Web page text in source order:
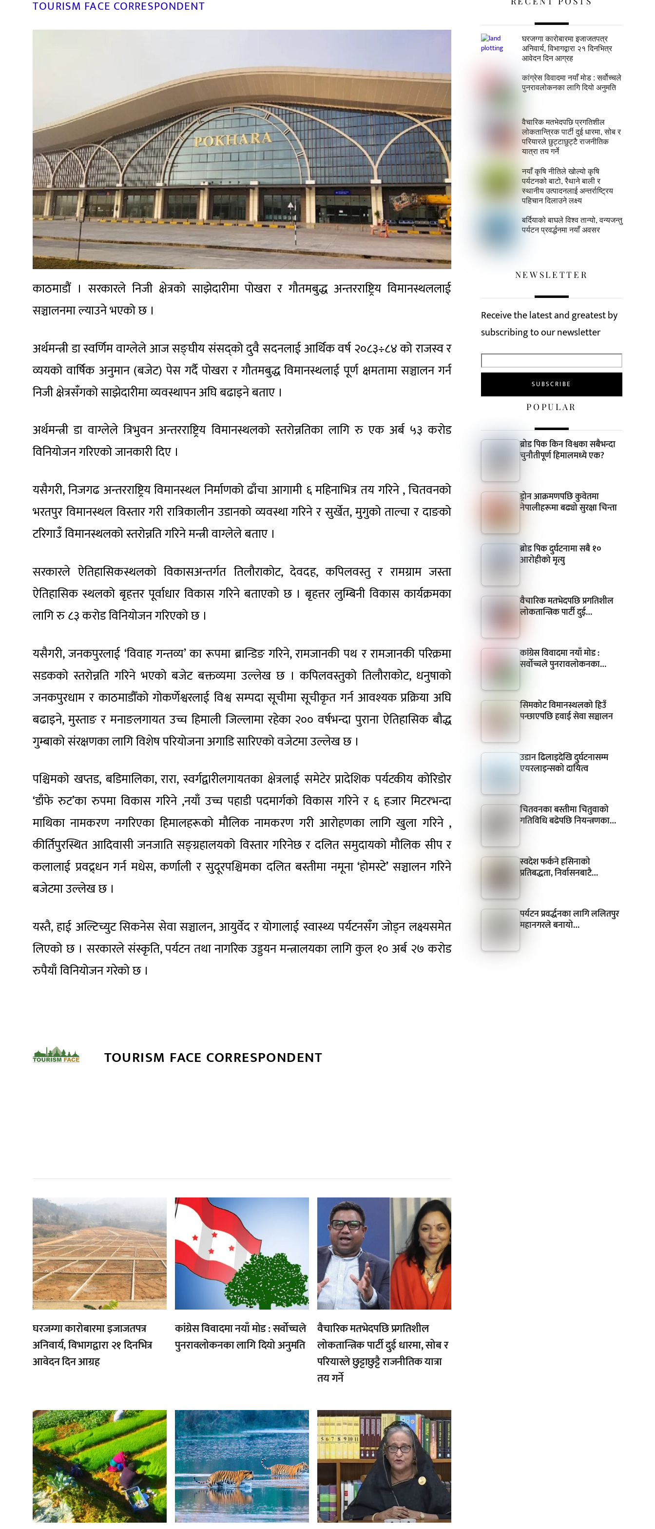
TOURISM FACE CORRESPONDENT
काठमाडौं । सरकारले निजी क्षेत्रको साझेदारीमा पोखरा र गौतमबुद्ध अन्तरराष्ट्रिय विमानस्थललाई
सञ्चालनमा ल्याउने भएको छ ।
अर्थमन्त्री डा स्वर्णिम वाग्लेले आज सङ्घीय संसद्को दुवै सदनलाई आर्थिक वर्ष २०८३÷८४ को राजस्व र
व्ययको वार्षिक अनुमान (बजेट) पेस गर्दै पोखरा र गौतमबुद्ध विमानस्थलाई पूर्ण क्षमतामा सञ्चालन गर्न
निजी क्षेत्रसँगको साझेदारीमा व्यवस्थापन अघि बढाइने बताए ।
अर्थमन्त्री डा वाग्लेले त्रिभुवन अन्तरराष्ट्रिय विमानस्थलको स्तरोन्नतिका लागि रु एक अर्ब ५३ करोड
विनियोजन गरिएको जानकारी दिए ।
यसैगरी, निजगढ अन्तरराष्ट्रिय विमानस्थल निर्माणको ढाँचा आगामी ६ महिनाभित्र तय गरिने , चितवनको
भरतपुर विमानस्थल विस्तार गरी रात्रिकालीन उडानको व्यवस्था गरिने र सुर्खेत, मुगुको ताल्चा र दाङको
टरिगाउँ विमानस्थलको स्तरोन्नति गरिने मन्त्री वाग्लेले बताए ।
सरकारले ऐतिहासिकस्थलको विकासअन्तर्गत तिलौराकोट, देवदह, कपिलवस्तु र रामग्राम जस्ता
ऐतिहासिक स्थलको बृहत्तर पूर्वाधार विकास गरिने बताएको छ । बृहत्तर लुम्बिनी विकास कार्यक्रमका
लागि रु ८३ करोड विनियोजन गरिएको छ ।
यसैगरी, जनकपुरलाई ‘विवाह गन्तव्य’ का रूपमा ब्रान्डिङ गरिने, रामजानकी पथ र रामजानकी परिक्रमा
सडकको स्तरोन्नति गरिने भएको बजेट बक्तव्यमा उल्लेख छ । कपिलवस्तुको तिलौराकोट, धनुषाको
जनकपुरधाम र काठमाडौँको गोकर्णेश्वरलाई विश्व सम्पदा सूचीमा सूचीकृत गर्न आवश्यक प्रक्रिया अघि
बढाइने, मुस्ताङ र मनाङलगायत उच्च हिमाली जिल्लामा रहेका २०० वर्षभन्दा पुराना ऐतिहासिक बौद्ध
गुम्बाको संरक्षणका लागि विशेष परियोजना अगाडि सारिएको वजेटमा उल्लेख छ ।
पश्चिमको खप्तड, बडिमालिका, रारा, स्वर्गद्वारीलगायतका क्षेत्रलाई समेटेर प्रादेशिक पर्यटकीय कोरिडोर
‘डाँफे रुट’का रुपमा विकास गरिने ,नयाँ उच्च पहाडी पदमार्गको विकास गरिने र ६ हजार मिटरभन्दा
माथिका नामकरण नगरिएका हिमालहरूको मौलिक नामकरण गरी आरोहणका लागि खुला गरिने ,
कीर्तिपुरस्थित आदिवासी जनजाति सङ्ग्रहालयको विस्तार गरिनेछ र दलित समुदायको मौलिक सीप र
कलालाई प्रवद्र्धन गर्न मधेस, कर्णाली र सुदूरपश्चिमका दलित बस्तीमा नमूना ‘होमस्टे’ सञ्चालन गरिने
बजेटमा उल्लेख छ ।
यस्तै, हाई अल्टिच्युट सिकनेस सेवा सञ्चालन, आयुर्वेद र योगालाई स्वास्थ्य पर्यटनसँग जोड्न लक्ष्यसमेत
लिएको छ । सरकारले संस्कृति, पर्यटन तथा नागरिक उड्डयन मन्त्रालयका लागि कुल १० अर्ब २७ करोड
रुपैयाँ विनियोजन गरेको छ ।
TOURISM FACE CORRESPONDENT
,
घरजग्गा कारोबारमा इजाजतपत्र
अनिवार्य, विभागद्वारा २१ दिनभित्र
आवेदन दिन आग्रह
,
कांग्रेस विवादमा नयाँ मोड : सर्वोच्चले
पुनरावलोकनका लागि दियो अनुमति
वैचारिक मतभेदपछि प्रगतिशील
लोकतान्त्रिक पार्टी दुई धारमा, सोब र
परियारले छुट्टाछुट्टै राजनीतिक यात्रा
तय गर्ने
, , ,,
घरजग्गा कारोबारमा इजाजतपत्र
अनिवार्य, विभागद्वारा २१ दिनभित्र
आवेदन दिन आग्रह
कांग्रेस विवादमा नयाँ मोड : सर्वोच्चले
पुनरावलोकनका लागि दियो अनुमति
वैचारिक मतभेदपछि प्रगतिशील
लोकतान्त्रिक पार्टी दुई धारमा, सोब र
परियारले छुट्टाछुट्टै राजनीतिक
यात्रा तय गर्ने
नयाँ कृषि नीतिले खोल्यो कृषि
पर्यटनको बाटो, रैथाने बाली र
स्थानीय उत्पादनलाई अन्तर्राष्ट्रिय
पहिचान दिलाउने लक्ष्य
बर्दियाको बाघले विश्व तान्यो, वन्यजन्तु
पर्यटन प्रवर्द्धनमा नयाँ अवसर
NEWSLETTER
Receive the latest and greatest by
subscribing to our newsletter
POPULAR
ब्रोड पिक किन विश्वका सबैभन्दा
चुनौतीपूर्ण हिमालमध्ये एक?
ड्रोन आक्रमणपछि कुवेतमा
नेपालीहरूमा बढ्यो सुरक्षा चिन्ता
ब्रोड पिक दुर्घटनामा सबै १०
आरोहीको मृत्यु
वैचारिक मतभेदपछि प्रगतिशील
लोकतान्त्रिक पार्टी दुई…
कांग्रेस विवादमा नयाँ मोड :
सर्वोच्चले पुनरावलोकनका…
सिमकोट विमानस्थलको हिउँ
पन्छाएपछि हवाई सेवा सञ्चालन
उडान ढिलाइदेखि दुर्घटनासम्म
एयरलाइन्सको दायित्व
चितवनका बस्तीमा चितुवाको
गतिविधि बढेपछि नियन्त्रणका…
स्वदेश फर्कने हसिनाको
प्रतिबद्धता, निर्वासनबाटै…
पर्यटन प्रवर्द्धनका लागि ललितपुर
महानगरले बनायो…